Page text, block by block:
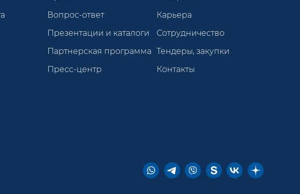
Вопрос-ответ
Презентации и каталоги
Партнерская программа
Пресс-центр
Карьера
Сотрудничество
Тендеры, закупки
Контакты